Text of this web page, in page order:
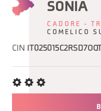
SONIA
CADORE -
COMELICO
CIN